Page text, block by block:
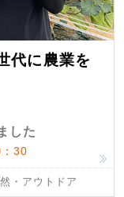
代に農業を
した
30
・アウトドア